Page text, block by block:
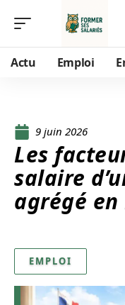
Actu Emploi
9 juin 2026
Les
salaire
agrégé en
EMPLOI